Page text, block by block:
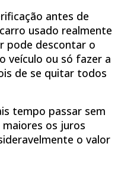
antes de
usado realmente
pode descontar o
veículo ou só fazer a
de se quitar todos
tempo passar sem
os juros
o valor